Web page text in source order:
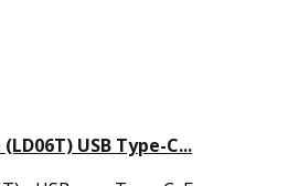
USB Type-C...